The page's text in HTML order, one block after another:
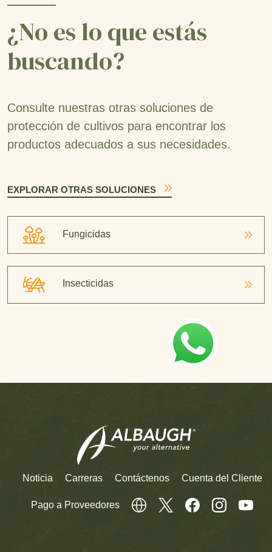
¿No es lo que estás
buscando?
Consulte nuestras otras soluciones de
protección de cultivos para encontrar los
productos adecuados a sus necesidades.
EXPLORAR OTRAS SOLUCIONES
Fungicidas
Insecticidas
Noticia Carreras Contáctenos Cuenta del Cliente
Pago a Proveedores